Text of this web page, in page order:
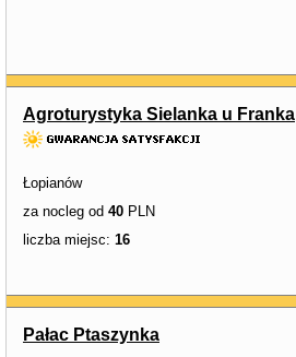
Agroturystyka Sielanka u Franka
Łopianów
za nocleg od 40 PLN
liczba miejsc: 16
Pałac Ptaszynka